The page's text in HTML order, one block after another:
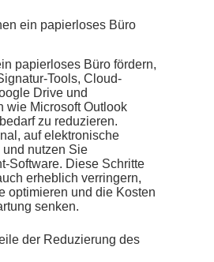
ein papierloses Büro
papierloses Büro fördern,
Tools, Cloud-
Drive und
wie Microsoft Outlook
zu reduzieren.
auf elektronische
und nutzen Sie
Software. Diese Schritte
erheblich verringern,
optimieren und die Kosten
senken.
der Reduzierung des